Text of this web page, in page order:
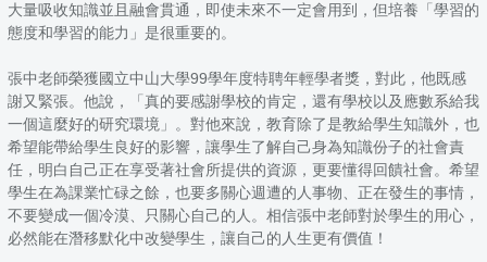
大量吸收知識並且融會貫通，即使未來不一定會用到，但培養「學習的
態度和學習的能力」是很重要的。
張中老師榮獲國立中山大學99學年度特聘年輕學者獎，對此，他既感
謝又緊張。他說，「真的要感謝學校的肯定，還有學校以及應數系給我
一個這麼好的研究環境」。對他來說，教育除了是教給學生知識外，也
希望能帶給學生良好的影響，讓學生了解自己身為知識份子的社會責
任，明白自己正在享受著社會所提供的資源，更要懂得回饋社會。希望
學生在為課業忙碌之餘，也要多關心週遭的人事物、正在發生的事情，
不要變成一個冷漠、只關心自己的人。相信張中老師對於學生的用心，
必然能在潛移默化中改變學生，讓自己的人生更有價值！